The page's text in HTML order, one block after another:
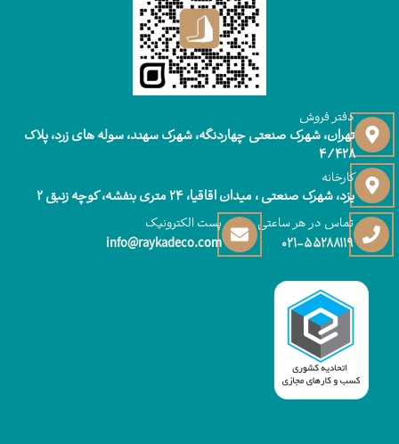
دفتر فروش
تهران، شهرک صنعتی چهاردنگه، شهرک سهند، سوله های زرد، پلاک
۴/۴۲۸
کارخانه
یزد، شهرک صنعتی ، میدان اقاقیا، ۲۴ متری بنفشه، کوچه زنبق ۲
تماس در هر ساعتی
021-55288119
پست الکترونیک
info@raykadeco.com